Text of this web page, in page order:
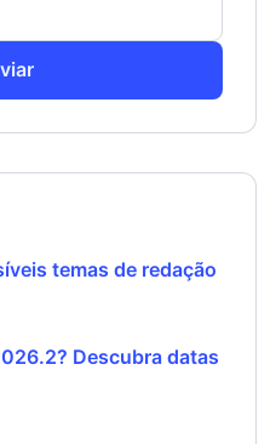
temas de redação
Descubra datas